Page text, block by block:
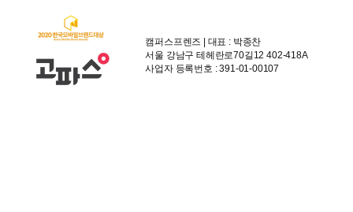
캠퍼스프렌즈 | 대표 : 박종찬
서울 강남구 테헤란로70길12 402-418A
사업자 등록번호 : 391-01-00107